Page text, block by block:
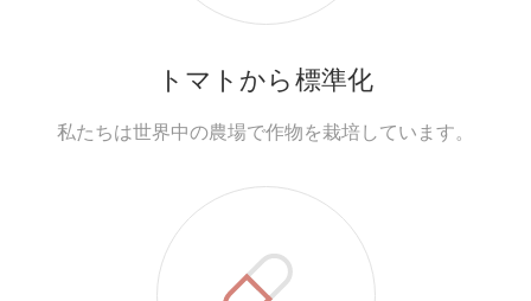
トマトから標準化
私たちは世界中の農場で作物を栽培しています。